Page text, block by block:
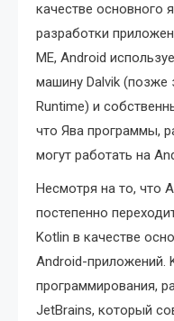
качестве основного
разработки
ME, Android
машину Dalvik (позже
Runtime) и
что Ява программы,
могут работать на
Несмотря на то, что
постепенно
Kotlin в качестве
Android-приложений.
программирования,
JetBrains, который